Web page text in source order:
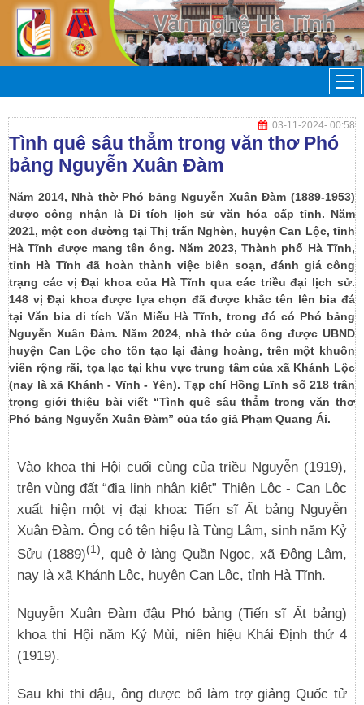
03-11-2024- 00:58
Tình quê sâu thẳm trong văn thơ Phó
bảng Nguyễn Xuân Đàm
Năm 2014, Nhà thờ Phó bảng Nguyễn Xuân Đàm (1889-1953)
được công nhận là Di tích lịch sử văn hóa cấp tỉnh. Năm
2021, một con đường tại Thị trấn Nghèn, huyện Can Lộc, tỉnh
Hà Tĩnh được mang tên ông. Năm 2023, Thành phố Hà Tĩnh,
tỉnh Hà Tĩnh đã hoàn thành việc biên soạn, đánh giá công
trạng các vị Đại khoa của Hà Tĩnh qua các triều đại lịch sử.
148 vị Đại khoa được lựa chọn đã được khắc tên lên bia đá
tại Văn bia di tích Văn Miếu Hà Tĩnh, trong đó có Phó bảng
Nguyễn Xuân Đàm. Năm 2024, nhà thờ của ông được UBND
huyện Can Lộc cho tôn tạo lại đàng hoàng, trên một khuôn
viên rộng rãi, tọa lạc tại khu vực trung tâm của xã Khánh Lộc
(nay là xã Khánh - Vĩnh - Yên). Tạp chí Hồng Lĩnh số 218 trân
trọng giới thiệu bài viết “Tình quê sâu thẳm trong văn thơ
Phó bảng Nguyễn Xuân Đàm” của tác giả Phạm Quang Ái.
Vào khoa thi Hội cuối cùng của triều Nguyễn (1919),
trên vùng đất “địa linh nhân kiệt” Thiên Lộc - Can Lộc
xuất hiện một vị đại khoa: Tiến sĩ Ất bảng Nguyễn
Xuân Đàm. Ông có tên hiệu là Tùng Lâm, sinh năm Kỷ
Sửu (1889)(1), quê ở làng Quần Ngọc, xã Đông Lâm,
nay là xã Khánh Lộc, huyện Can Lộc, tỉnh Hà Tĩnh.
Nguyễn Xuân Đàm đậu Phó bảng (Tiến sĩ Ất bảng)
khoa thi Hội năm Kỷ Mùi, niên hiệu Khải Định thứ 4
(1919).
Sau khi thi đậu, ông được bổ làm trợ giảng Quốc tử